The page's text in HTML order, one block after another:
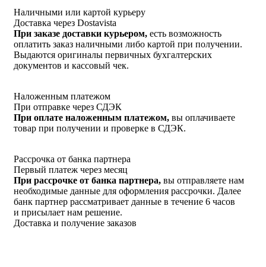
Наличными или картой курьеру
Доставка через Dostavista
При заказе доставки курьером, есть возможность
оплатить заказ наличными либо картой при получении.
Выдаются оригиналы первичных бухгалтерских
документов и кассовый чек.
Наложенным платежом
При отправке через СДЭК
При оплате наложенным платежом, вы оплачиваете
товар при получении и проверке в СДЭК.
Рассрочка от банка партнера
Первый платеж через месяц
При рассрочке от банка партнера, вы отправляете нам
необходимые данные для оформления рассрочки. Далее
банк партнер рассматривает данные в течение 6 часов
и присылает нам решение.
Доставка и получение заказов